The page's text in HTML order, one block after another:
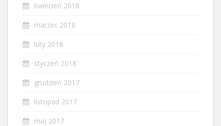
kwiecień 2018
marzec 2018
luty 2018
styczeń 2018
grudzień 2017
listopad 2017
maj 2017